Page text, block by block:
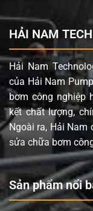
HẢI NAM
Hải Nam
của Hải Nam
bơm công nghiệp
kết chất lượng,
Ngoài ra, Hải Nam
sửa chữa bơm
Sản phẩm nổi